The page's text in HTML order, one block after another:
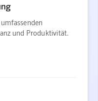
und Produktivität.